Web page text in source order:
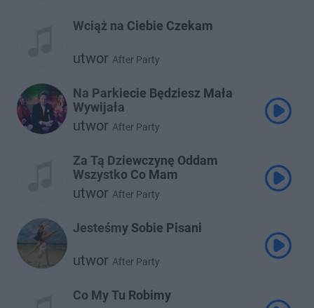
Wciąż na Ciebie Czekam
utwor After Party
Na Parkiecie Będziesz Mała
Wywijała
utwor After Party
Za Tą Dziewczynę Oddam
Wszystko Co Mam
utwor After Party
Jesteśmy Sobie Pisani
utwor After Party
Co My Tu Robimy